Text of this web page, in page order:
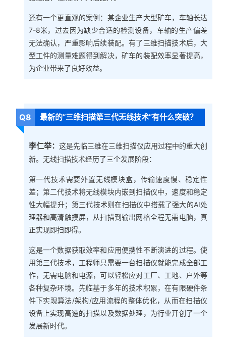
还有一个更直观的案例：某企业生产大型矿车，车轴长达
7-8米，过去因为缺少合适的检测设备，车轴的生产偏差
无法确认，严重影响后续装配。有了三维扫描技术后，大
型工件的测量难题得到解决，矿车的装配效率显著提高，
为企业带来了良好效益。
Q8 最新的“三维扫描第三代无线技术”有什么突破？
李仁举： 这是先临三维在三维扫描仪应用过程中的重大创
新。无线扫描技术经历了三个发展阶段：
第一代技术需要外置无线模块盒，传输速度慢、稳定性
差；第二代技术将无线模块内嵌到扫描仪中，速度和稳定
性大幅提升；第三代技术则在扫描仪中搭载了强大的AI处
理器和高清触摸屏，从扫描到输出网格全程无需电脑，真
正实现即扫即得。
这是一个数据获取效率和应用便携性不断演进的过程。使
用第三代技术，工程师只需要一台扫描仪就能完成全部工
作，无需电脑和电源，可以轻松应对工厂、工地、户外等
各种复杂环境。先临基于多年的技术积累，在有限硬件条
件下实现算法/架构/应用流程的整体优化，从而在扫描仪
设备上实现高速的扫描以及数据处理，为行业开创了一个
发展新时代。